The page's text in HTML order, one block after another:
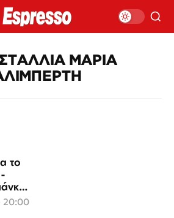
ΜΑΡΙΑ
το
20:00